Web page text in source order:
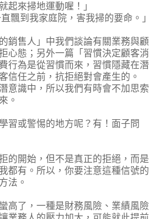
起來掃地運動喔！」
飄到我家庭院，害我掃的要命。」
銷售人」中我們談論有關業務與顧
心態；另外一篇「習慣決定顧客消
行為是從習慣而來，習慣隱藏在潛
信任之前，抗拒絕對會產生的。
意識中，所以我們有時會不加思索
。
習或警惕的地方呢？有！面子問
的開始，但不是真正的拒絕，而是
都有。所以，你要注意這種信號的
法。
高了，一種是財務風險、業績風險